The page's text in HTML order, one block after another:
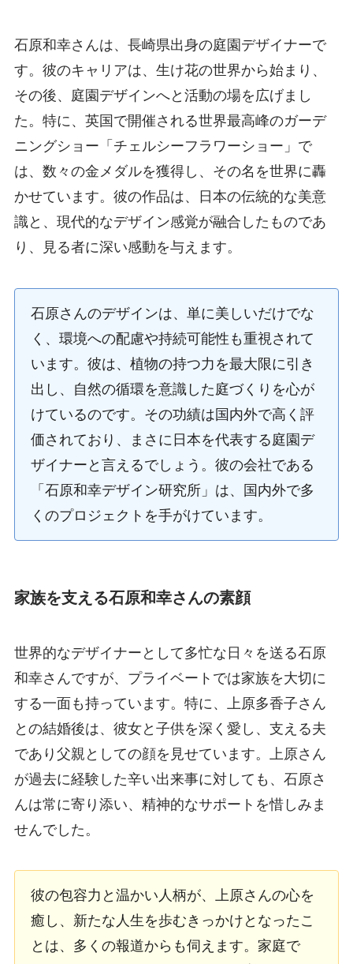
石原和幸さんは、長崎県出身の庭園デザイナーで
す。彼のキャリアは、生け花の世界から始まり、
その後、庭園デザインへと活動の場を広げまし
た。特に、英国で開催される世界最高峰のガーデ
ニングショー「チェルシーフラワーショー」で
は、数々の金メダルを獲得し、その名を世界に轟
かせています。彼の作品は、日本の伝統的な美意
識と、現代的なデザイン感覚が融合したものであ
り、見る者に深い感動を与えます。
石原さんのデザインは、単に美しいだけでな
く、環境への配慮や持続可能性も重視されて
います。彼は、植物の持つ力を最大限に引き
出し、自然の循環を意識した庭づくりを心が
けているのです。その功績は国内外で高く評
価されており、まさに日本を代表する庭園デ
ザイナーと言えるでしょう。彼の会社である
「石原和幸デザイン研究所」は、国内外で多
くのプロジェクトを手がけています。
家族を支える石原和幸さんの素顔
世界的なデザイナーとして多忙な日々を送る石原
和幸さんですが、プライベートでは家族を大切に
する一面も持っています。特に、上原多香子さん
との結婚後は、彼女と子供を深く愛し、支える夫
であり父親としての顔を見せています。上原さん
が過去に経験した辛い出来事に対しても、石原さ
んは常に寄り添い、精神的なサポートを惜しみま
せんでした。
彼の包容力と温かい人柄が、上原さんの心を
癒し、新たな人生を歩むきっかけとなったこ
とは、多くの報道からも伺えます。家庭で